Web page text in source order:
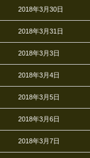
2018年3月30日
2018年3月31日
2018年3月3日
2018年3月4日
2018年3月5日
2018年3月6日
2018年3月7日